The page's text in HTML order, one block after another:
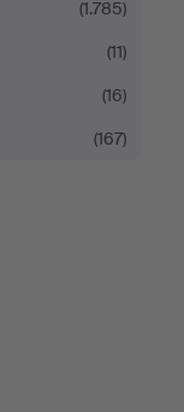
(1.785)
(11)
(16)
(167)